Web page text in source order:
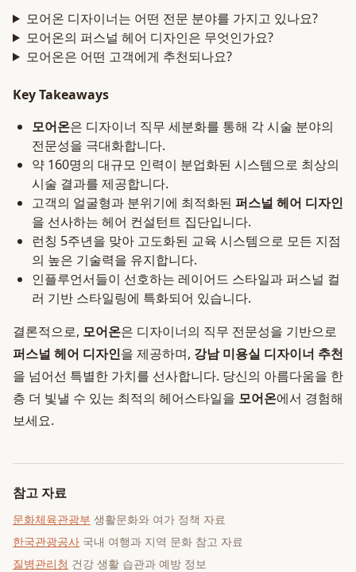
모어온 디자이너는 어떤 전문 분야를 가지고 있나요?
모어온의 퍼스널 헤어 디자인은 무엇인가요?
모어온은 어떤 고객에게 추천되나요?
Key Takeaways
모어온은 디자이너 직무 세분화를 통해 각 시술 분야의
전문성을 극대화합니다.
약 160명의 대규모 인력이 분업화된 시스템으로 최상의
시술 결과를 제공합니다.
고객의 얼굴형과 분위기에 최적화된 퍼스널 헤어 디자인
을 선사하는 헤어 컨설턴트 집단입니다.
런칭 5주년을 맞아 고도화된 교육 시스템으로 모든 지점
의 높은 기술력을 유지합니다.
인플루언서들이 선호하는 레이어드 스타일과 퍼스널 컬
러 기반 스타일링에 특화되어 있습니다.
결론적으로, 모어온은 디자이너의 직무 전문성을 기반으로
퍼스널 헤어 디자인을 제공하며, 강남 미용실 디자이너 추천
을 넘어선 특별한 가치를 선사합니다. 당신의 아름다움을 한
층 더 빛낼 수 있는 최적의 헤어스타일을 모어온에서 경험해
보세요.
참고 자료
문화체육관광부 생활문화와 여가 정책 자료
한국관광공사 국내 여행과 지역 문화 참고 자료
질병관리청 건강 생활 습관과 예방 정보